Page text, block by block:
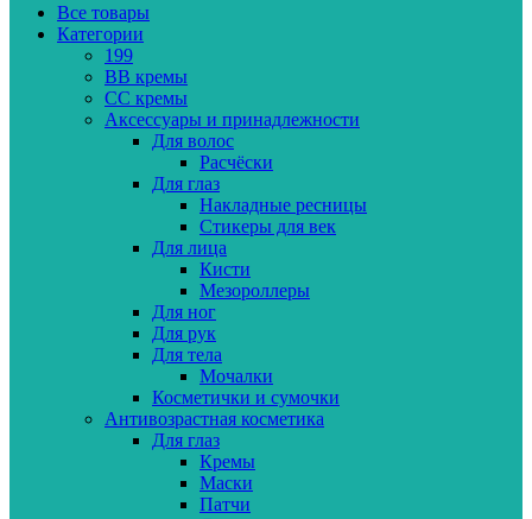
Все товары
Категории
199
BB кремы
CC кремы
Аксессуары и принадлежности
Для волос
Расчёски
Для глаз
Накладные ресницы
Стикеры для век
Для лица
Кисти
Мезороллеры
Для ног
Для рук
Для тела
Мочалки
Косметички и сумочки
Антивозрастная косметика
Для глаз
Кремы
Маски
Патчи